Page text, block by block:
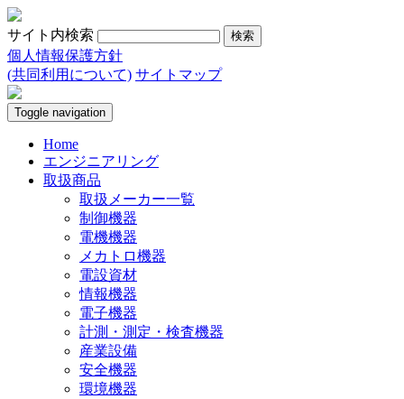
サイト内検索
個人情報保護方針
(共同利用について) サイトマップ
Toggle navigation
Home
エンジニアリング
取扱商品
取扱メーカー一覧
制御機器
電機機器
メカトロ機器
電設資材
情報機器
電子機器
計測・測定・検査機器
産業設備
安全機器
環境機器